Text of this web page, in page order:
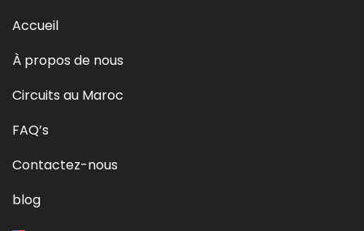
Accueil
À propos de nous
Circuits au Maroc
FAQ’s
Contactez-nous
blog